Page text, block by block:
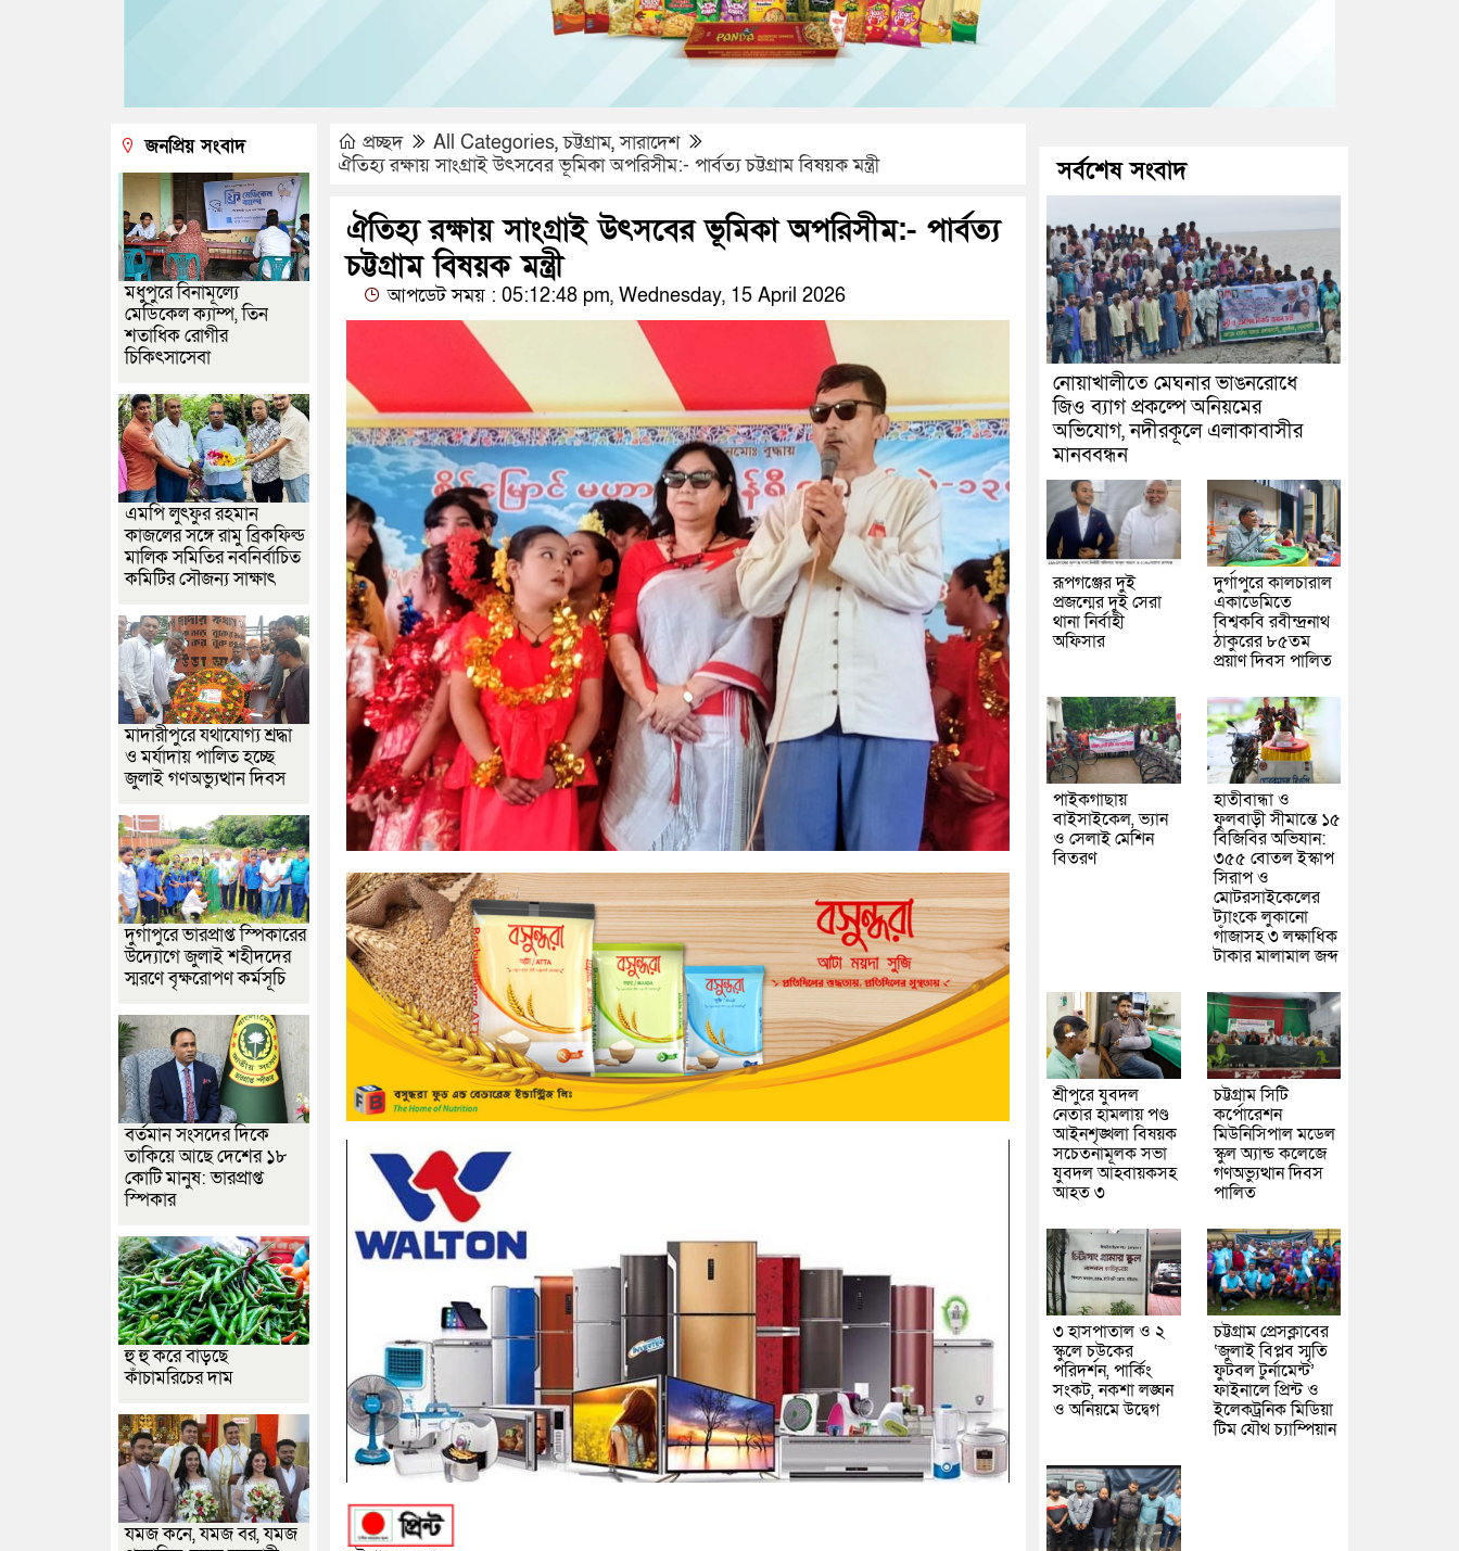
প্রচ্ছদ All Categories,চট্টগ্রাম,সারাদেশ
ঐতিহ্য রক্ষায় সাংগ্রাই উৎসবের ভূমিকা অপরিসীম:- পার্বত্য চট্টগ্রাম বিষয়ক মন্ত্রী
ঐতিহ্য রক্ষায় সাংগ্রাই উৎসবের ভূমিকা অপরিসীম:- পার্বত্য
চট্টগ্রাম বিষয়ক মন্ত্রী
আপডেট সময় : 05:12:48 pm, Wednesday, 15 April 2026
জনপ্রিয় সংবাদ
মধুপুরে বিনামূল্যে
মেডিকেল ক্যাম্প, তিন
শতাধিক রোগীর
চিকিৎসাসেবা
এমপি লুৎফুর রহমান
কাজলের সঙ্গে রামু ব্রিকফিল্ড
মালিক সমিতির নবনির্বাচিত
কমিটির সৌজন্য সাক্ষাৎ
মাদারীপুরে যথাযোগ্য শ্রদ্ধা
ও মর্যাদায় পালিত হচ্ছে
জুলাই গণঅভ্যুত্থান দিবস
দুর্গাপুরে ভারপ্রাপ্ত স্পিকারের
উদ্যোগে জুলাই শহীদদের
স্মরণে বৃক্ষরোপণ কর্মসূচি
বর্তমান সংসদের দিকে
তাকিয়ে আছে দেশের ১৮
কোটি মানুষ: ভারপ্রাপ্ত
স্পিকার
হু হু করে বাড়ছে
কাঁচামরিচের দাম
যমজ কনে, যমজ বর, যমজ
সর্বশেষ সংবাদ
নোয়াখালীতে মেঘনার ভাঙনরোধে
জিও ব্যাগ প্রকল্পে অনিয়মের
অভিযোগ, নদীরকূলে এলাকাবাসীর
মানববন্ধন
রূপগঞ্জের দুই
প্রজন্মের দুই সেরা
থানা নির্বাহী
অফিসার
দুর্গাপুরে কালচারাল
একাডেমিতে
বিশ্বকবি রবীন্দ্রনাথ
ঠাকুরের ৮৫তম
প্রয়াণ দিবস পালিত
পাইকগাছায়
বাইসাইকেল, ভ্যান
ও সেলাই মেশিন
বিতরণ
হাতীবান্ধা ও
ফুলবাড়ী সীমান্তে ১৫
বিজিবির অভিযান:
৩৫৫ বোতল ইস্কাপ
সিরাপ ও
মোটরসাইকেলের
ট্যাংকে লুকানো
গাঁজাসহ ৩ লক্ষাধিক
টাকার মালামাল জব্দ
শ্রীপুরে যুবদল
নেতার হামলায় পণ্ড
আইনশৃঙ্খলা বিষয়ক
সচেতনামূলক সভা
যুবদল আহবায়কসহ
আহত ৩
চট্টগ্রাম সিটি
কর্পোরেশন
মিউনিসিপাল মডেল
স্কুল অ্যান্ড কলেজে
গণঅভ্যুত্থান দিবস
পালিত
৩ হাসপাতাল ও ২
স্কুলে চউকের
পরিদর্শন, পার্কিং
সংকট, নকশা লঙ্ঘন
ও অনিয়মে উদ্বেগ
চট্টগ্রাম প্রেসক্লাবের
‘জুলাই বিপ্লব স্মৃতি
ফুটবল টুর্নামেন্ট’
ফাইনালে প্রিন্ট ও
ইলেকট্রনিক মিডিয়া
টিম যৌথ চ্যাম্পিয়ান